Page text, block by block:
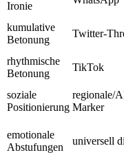
Ironie
kumulative
Betonung
Twitter-
rhythmische
Betonung
TikTok
soziale
Positionierung
regionale/
Marker
emotionale
Abstufungen
universell